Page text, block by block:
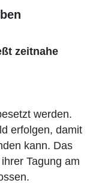
zeitnahe
werden.
erfolgen, damit
kann. Das
Tagung am